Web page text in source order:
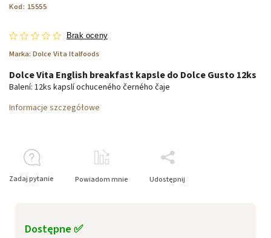
Kod: 15555
Brak oceny
Marka: Dolce Vita Italfoods
Dostępne ✅
Dolce Vita English breakfast kapsle do Dolce Gusto 12ks
Balení: 12ks kapslí ochuceného černého čaje
Informacje szczegółowe
Zadaj pytanie Powiadom mnie Udostępnij